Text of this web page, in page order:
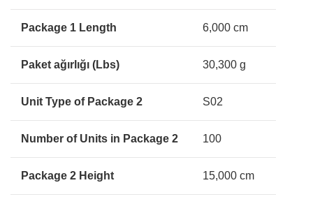
Package 1 Length 6,000 cm
Paket ağırlığı (Lbs) 30,300 g
Unit Type of Package 2 S02
Number of Units in Package 2 100
Package 2 Height 15,000 cm